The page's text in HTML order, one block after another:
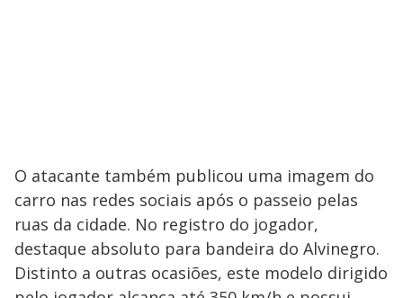
O atacante também publicou uma imagem do
carro nas redes sociais após o passeio pelas
ruas da cidade. No registro do jogador,
destaque absoluto para bandeira do Alvinegro.
Distinto a outras ocasiões, este modelo dirigido